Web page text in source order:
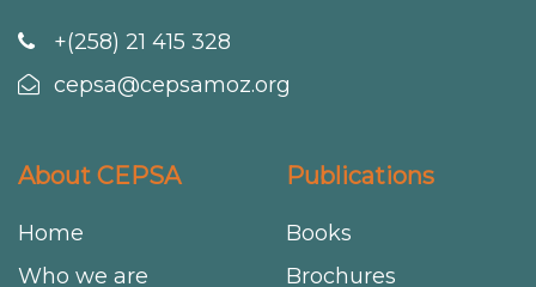
+(258) 21 415 328
cepsa@cepsamoz.org
About CEPSA
Home
Who we are
Publications
Books
Brochures